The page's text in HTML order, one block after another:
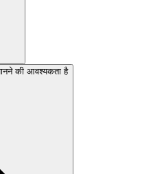
की आवश्यकता है